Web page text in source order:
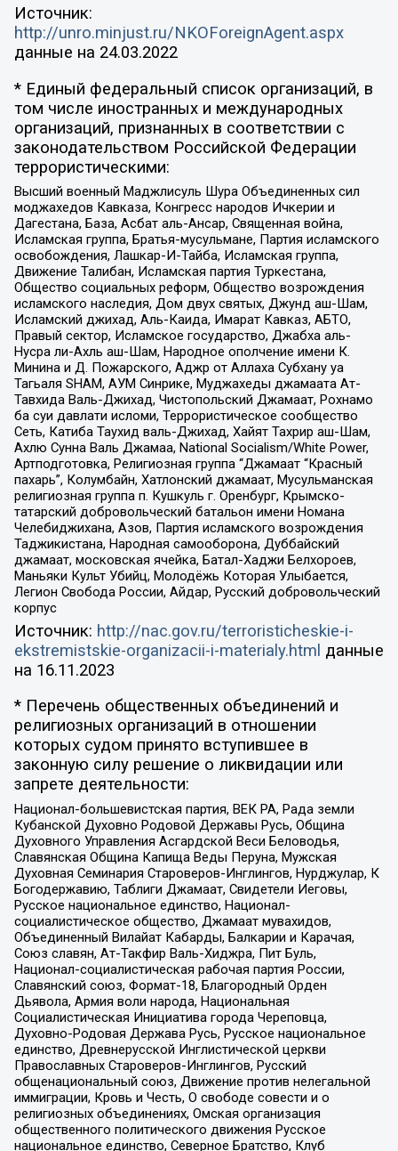
Источник:
http://unro.minjust.ru/NKOForeignAgent.aspx
данные на 24.03.2022
* Единый федеральный список организаций, в
том числе иностранных и международных
организаций, признанных в соответствии с
законодательством Российской Федерации
террористическими:
Высший военный Маджлисуль Шура Объединенных сил
моджахедов Кавказа, Конгресс народов Ичкерии и
Дагестана, База, Асбат аль-Ансар, Священная война,
Исламская группа, Братья-мусульмане, Партия исламского
освобождения, Лашкар-И-Тайба, Исламская группа,
Движение Талибан, Исламская партия Туркестана,
Общество социальных реформ, Общество возрождения
исламского наследия, Дом двух святых, Джунд аш-Шам,
Исламский джихад, Аль-Каида, Имарат Кавказ, АБТО,
Правый сектор, Исламское государство, Джабха аль-
Нусра ли-Ахль аш-Шам, Народное ополчение имени К.
Минина и Д. Пожарского, Аджр от Аллаха Субхану уа
Тагьаля SHAM, АУМ Синрике, Муджахеды джамаата Ат-
Тавхида Валь-Джихад, Чистопольский Джамаат, Рохнамо
ба суи давлати исломи, Террористическое сообщество
Сеть, Катиба Таухид валь-Джихад, Хайят Тахрир аш-Шам,
Ахлю Сунна Валь Джамаа, National Socialism/White Power,
Артподготовка, Религиозная группа “Джамаат “Красный
пахарь”, Колумбайн, Хатлонский джамаат, Мусульманская
религиозная группа п. Кушкуль г. Оренбург, Крымско-
татарский добровольческий батальон имени Номана
Челебиджихана, Азов, Партия исламского возрождения
Таджикистана, Народная самооборона, Дуббайский
джамаат, московская ячейка, Батал-Хаджи Белхороев,
Маньяки Культ Убийц, Молодёжь Которая Улыбается,
Легион Свобода России, Айдар, Русский добровольческий
корпус
Источник: http://nac.gov.ru/terroristicheskie-i-
ekstremistskie-organizacii-i-materialy.html данные
на 16.11.2023
* Перечень общественных объединений и
религиозных организаций в отношении
которых судом принято вступившее в
законную силу решение о ликвидации или
запрете деятельности:
Национал-большевистская партия, ВЕК РА, Рада земли
Кубанской Духовно Родовой Державы Русь, Община
Духовного Управления Асгардской Веси Беловодья,
Славянская Община Капища Веды Перуна, Мужская
Духовная Семинария Староверов-Инглингов, Нурджулар, К
Богодержавию, Таблиги Джамаат, Свидетели Иеговы,
Русское национальное единство, Национал-
социалистическое общество, Джамаат мувахидов,
Объединенный Вилайат Кабарды, Балкарии и Карачая,
Союз славян, Ат-Такфир Валь-Хиджра, Пит Буль,
Национал-социалистическая рабочая партия России,
Славянский союз, Формат-18, Благородный Орден
Дьявола, Армия воли народа, Национальная
Социалистическая Инициатива города Череповца,
Духовно-Родовая Держава Русь, Русское национальное
единство, Древнерусской Инглистической церкви
Православных Староверов-Инглингов, Русский
общенациональный союз, Движение против нелегальной
иммиграции, Кровь и Честь, О свободе совести и о
религиозных объединениях, Омская организация
общественного политического движения Русское
национальное единство, Северное Братство, Клуб